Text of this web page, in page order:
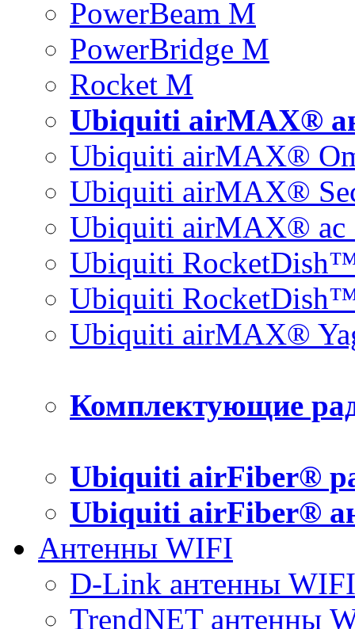
PowerBeam M
PowerBridge M
Rocket M
Ubiquiti airMAX®
Ubiquiti airMAX®
Ubiquiti airMAX®
Ubiquiti airMAX® ac
Ubiquiti
Ubiquiti
Ubiquiti airMAX®
Комплектующие
Ubiquiti airFiber®
Ubiquiti airFiber®
Антенны WIFI
D-Link антенны WIFI
TrendNET антенны